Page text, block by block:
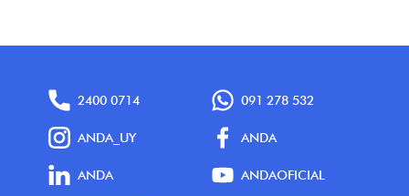
2400 0714 091 278 532
ANDA_UY ANDA
ANDA ANDAOFICIAL